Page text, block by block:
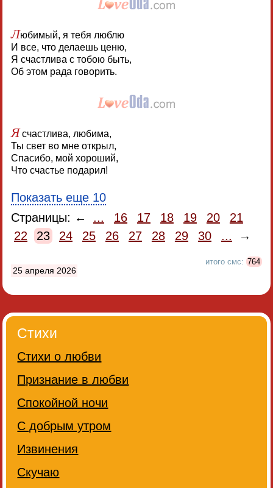
Любимый, я тебя люблю
И все, что делаешь ценю,
Я счастлива с тобою быть,
Об этом рада говорить.
Ясчастлива, любима,
Ты свет во мне открыл,
Спасибо, мой хороший,
Что счастье подарил!
Показать еще 10
Страницы: ←
... 16 17 18 19 20
21
22
23 24 25 26 27 28 29 30 ... →
итого смс: 764
25 апреля 2026
Стихи
Стихи о любви
Признание в любви
Спокойной ночи
С добрым утром
Извинения
Скучаю